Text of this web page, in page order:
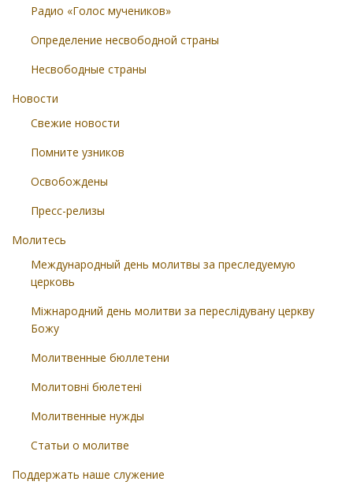
Радио «Голос мучеников»
Определение несвободной страны
Несвободные страны
Новости
Свежие новости
Помните узников
Освобождены
Пресс-релизы
Молитесь
Международный день молитвы за преследуемую
церковь
Міжнародний день молитви за переслідувану церкву
Божу
Молитвенные бюллетени
Молитовні бюлетені
Молитвенные нужды
Статьи о молитве
Поддержать наше служение